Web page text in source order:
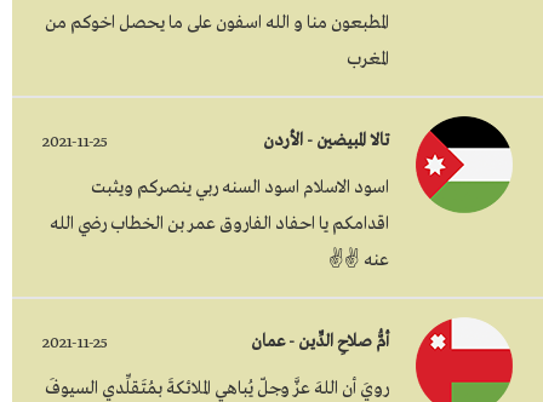
المطبعون منا و الله اسفون على ما يحصل اخوكم من
المغرب
تالا المبيضين - الأردن 2021-11-25
اسود الاسلام اسود السنه ربي ينصركم ويثبت
اقدامكم يا احفاد الفاروق عمر بن الخطاب رضي الله
عنه ✌✌
أمُّ صلاحِ الدِّين - عمان 2021-11-25
رويَ أن اللهَ عزَّ وجلّ يُباهي الملائكةَ بمُتَقلِّدي السيوفَ